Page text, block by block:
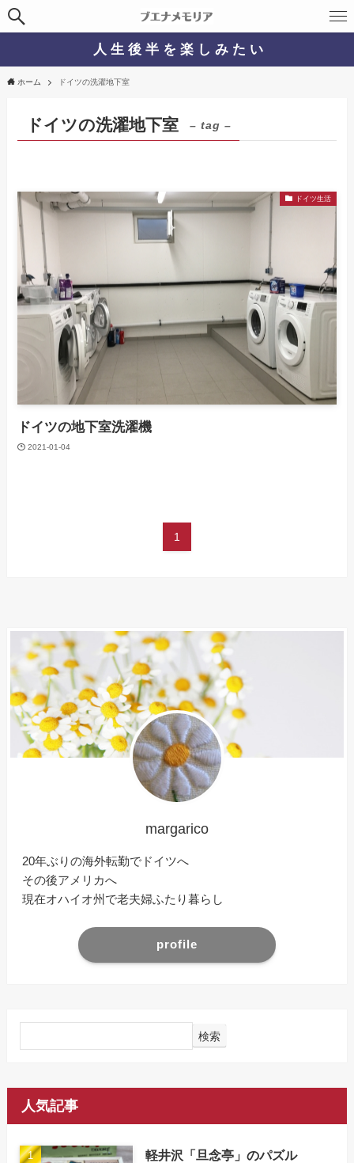
人 生 後 半 を 楽 し み た い
ホーム ドイツの洗濯地下室
ドイツの洗濯地下室 – tag –
ドイツ生活
ドイツの地下室洗濯機
2021-01-04
1
margarico
20年ぶりの海外転勤でドイツへ
その後アメリカへ
現在オハイオ州で老夫婦ふたり暮らし
profile
検索
人気記事
軽井沢「旦念亭」のパズル